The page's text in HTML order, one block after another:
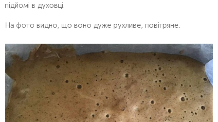
підйомі в духовці.
На фото видно, що воно дуже рухливе, повітряне.